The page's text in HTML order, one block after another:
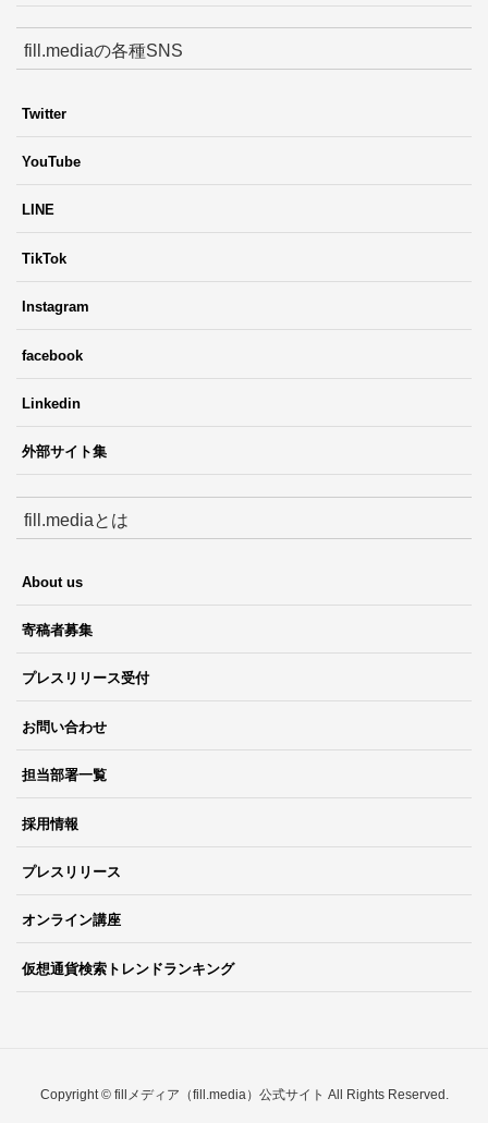
fill.mediaの各種SNS
Twitter
YouTube
LINE
TikTok
Instagram
facebook
Linkedin
外部サイト集
fill.mediaとは
About us
寄稿者募集
プレスリリース受付
お問い合わせ
担当部署一覧
採用情報
プレスリリース
オンライン講座
仮想通貨検索トレンドランキング
Copyright © fillメディア（fill.media）公式サイト All Rights Reserved.